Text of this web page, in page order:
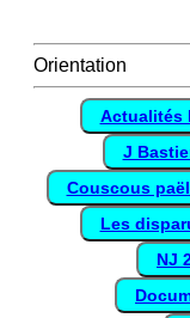
Orientation
Actualités
J
Couscous
Les
NJ